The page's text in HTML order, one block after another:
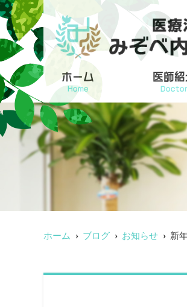
ホーム
Home
医師紹
ホーム ブログ お知らせ 新